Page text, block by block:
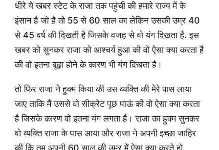
धीरे ये खबर स्टेट के राजा तक पहुंची की हमारे राज्य में के
इंसान है जो है तो 55 से 60 साल का लेकिन उसकी उम्र 40
से 45 वर्ष की दिखती है जिसके वजह से वो यंग दिखता है. इस
खबर को सुनकर राजा को आश्चर्य हुआ की वो ऐसा क्या करता है
की वो इतना बूढ़ा होने के कारण भी यंग दिखता है।
तो फिर राजा ने हुक्म किया की उस व्यक्ति की मेरे पास लाया
जाए ताकि मैं उससे वो सीक्रेट पूछ पाऊं की वो ऐसा क्या करता
है जिसके कारण वो इतना यंग लगता है। राजा का हुक्म सुनकर
वो व्यक्ति राजा के पास आया और राजा ने अपनी इच्छा जाहिर
की कि तुम अपनी 60 साल की उम्र में ऐसा क्या करते हो